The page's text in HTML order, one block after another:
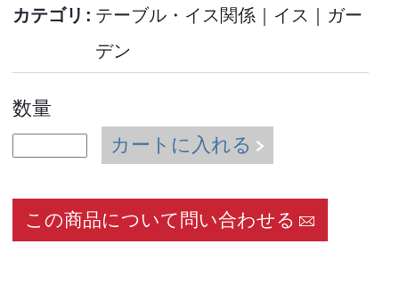
カテゴリ テーブル・イス関係 イス
ガー
デン
数量
カートに入れる
この商品について問い合わせる